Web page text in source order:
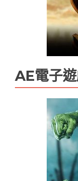
AE電子